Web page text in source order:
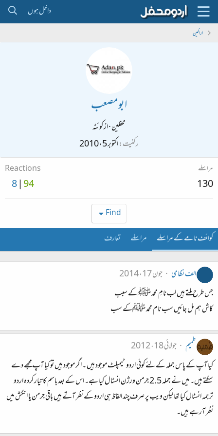
داخل ہوں
اراکین
ابو مصعب
محفلین·ازکوئٹہ
رکنیت اکتوبر 5، 2010
مراسلے
130
Reactions
94
8
Find
کوائف نامے کے مراسلے مراسلے تعارف
الف نظامی
جون 17، 2014
جس طرح ملتے ہیں لب نامِ محمد ﷺکے سبب
کاش ہم مل جائیں سب نام محمد ﷺکے سب
طمیم
جولائی 18، 2012
کیا آپ کے پاس جملہ کے لئے کوئی اردو ٹیمپلٹ موجود ہیں ۔ اگر موجود ہیں تو کیا آپ مجھے دے
سکتے ہیں۔ میں نے جملہ 2.5 جرمن ورژن انسٹال کیا ہے۔ اس کے بعد باسم کا تیار کردہ اردو
ترجمہ انسٹال کیا تھا لیکن ویب پر صرف چند الفاظ ہی اردو کے نظر آتے ہیں باقی جرمن یا انگش میں
نظر آرہے ہیں۔